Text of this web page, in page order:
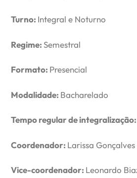
Turno: Integral e Noturno
Regime: Semestral
Formato: Presencial
Modalidade: Bacharelado
Tempo regular de
Coordenador: Larissa Gonçalves
Vice-coordenador: Leonardo